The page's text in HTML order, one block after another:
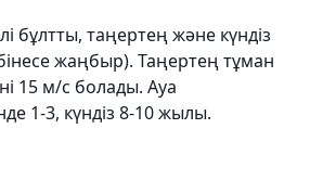
бұлтты, таңертең және күндіз
жаңбыр). Таңертең тұман
15 м/с болады. Ауа
1-3, күндіз 8-10 жылы.